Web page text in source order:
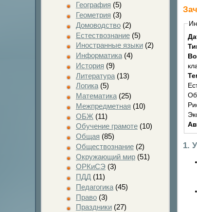
География (5)
Геометрия (3)
Домоводство(2)
Естествознание(5)
Иностранные языки(2)
Информатика(4)
История (9)
Литература(13)
Логика(5)
Математика(25)
Межпредметная (10)
ОБЖ (11)
Обучение грамоте(10)
Общая (85)
Обществознание(2)
Окружающий мир(51)
ОРКиСЭ(3)
ПДД (11)
Педагогика(45)
Право(3)
Праздники(27)
1.